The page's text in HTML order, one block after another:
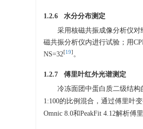
1.2.6 水分分布测定
采用核磁共振成像分析仪对
磁共振分析仪内进行试验；用
NS=32[19] 。
1.2.7 傅里叶红外光谱测定
冷冻面团中蛋白质二级结
1:100的比例混合，通过傅里叶
Omnic 8.0和PeakFit 4.12解析傅